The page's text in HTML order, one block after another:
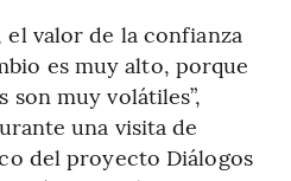
el valor de la confianza
es muy alto, porque
muy volátiles”,
una visita de
del proyecto Diálogos